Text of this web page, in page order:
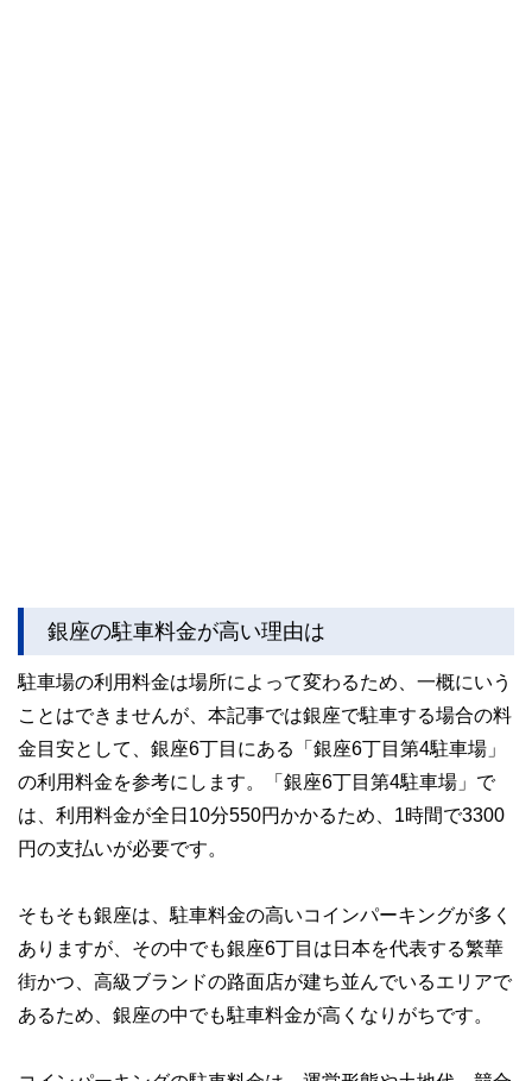
銀座の駐車料金が高い理由は
駐車場の利用料金は場所によって変わるため、一概にいう
ことはできませんが、本記事では銀座で駐車する場合の料
金目安として、銀座6丁目にある「銀座6丁目第4駐車場」
の利用料金を参考にします。「銀座6丁目第4駐車場」で
は、利用料金が全日10分550円かかるため、1時間で3300
円の支払いが必要です。
そもそも銀座は、駐車料金の高いコインパーキングが多く
ありますが、その中でも銀座6丁目は日本を代表する繁華
街かつ、高級ブランドの路面店が建ち並んでいるエリアで
あるため、銀座の中でも駐車料金が高くなりがちです。